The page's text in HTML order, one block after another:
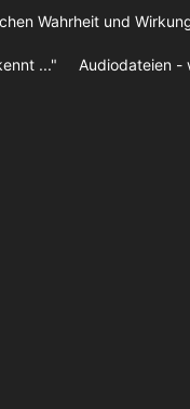
Wahrheit und
..." Audiodateien -